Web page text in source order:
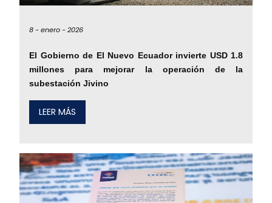
8 -enero -2026
El Gobierno de El Nuevo Ecuador invierte USD 1.8
millones para mejorar la operación de la
subestación Jivino
LEER MÁS